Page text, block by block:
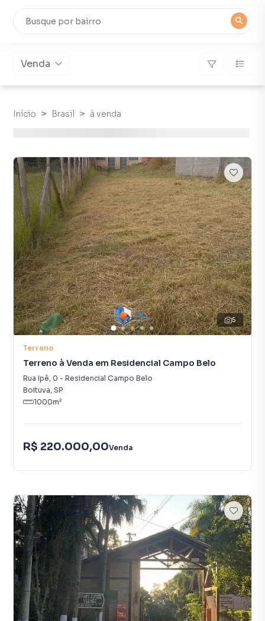
Venda
Início Brasil à venda
5
Terreno
Terreno à Venda em Residencial Campo Belo
Rua Ipê, 0 - Residencial Campo Belo
Boituva, SP
1000m²
R$ 220.000,00Venda